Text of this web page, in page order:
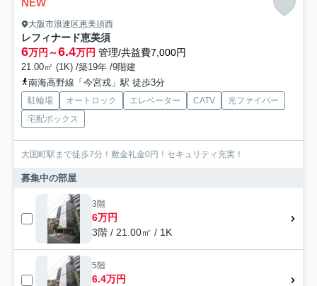
NEW
大阪市浪速区恵美須西
レフィナード恵美須
6万円～6.4万円 管理/共益費7,000円
21.00㎡ (1K) /築19年 /9階建
南海高野線「今宮戎」駅 徒歩3分
駐輪場 オートロック エレベーター CATV
光ファイバー
宅配ボックス
大国町駅まで徒歩7分！敷金礼金0円！セキュリティ充実！
募集中の部屋
3階
6万円
3階 / 21.00㎡ / 1K
5階
6.4万円